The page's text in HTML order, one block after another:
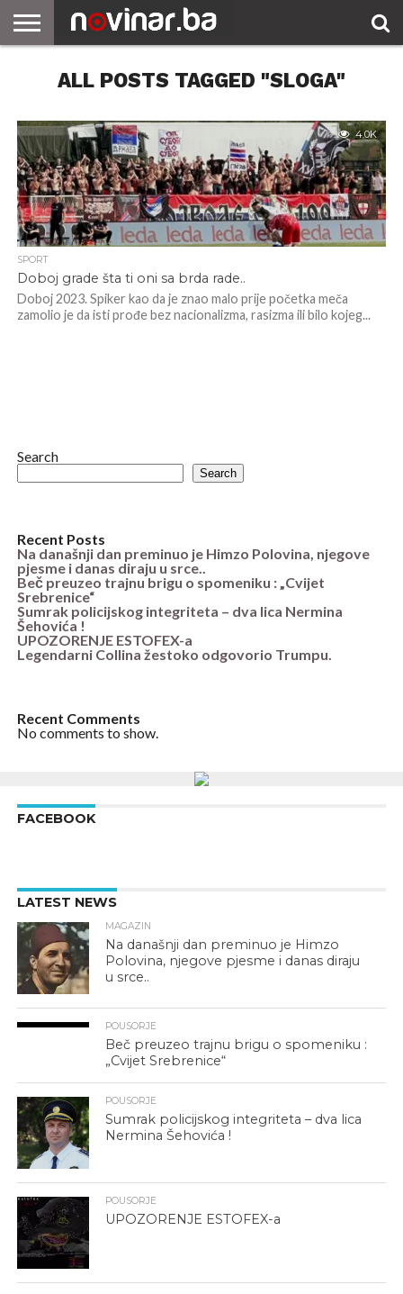
ALL POSTS TAGGED "SLOGA"
4.0K
SPORT
Doboj grade šta ti oni sa brda rade..
Doboj 2023. Spiker kao da je znao malo prije početka meča
zamolio je da isti prođe bez nacionalizma, rasizma ili bilo kojeg...
Search
Search
Recent Posts
Na današnji dan preminuo je Himzo Polovina, njegove
pjesme i danas diraju u srce..
Beč preuzeo trajnu brigu o spomeniku : „Cvijet
Srebrenice“
Sumrak policijskog integriteta – dva lica Nermina
Šehovića !
UPOZORENJE ESTOFEX-a
Legendarni Collina žestoko odgovorio Trumpu.
Recent Comments
No comments to show.
FACEBOOK
LATEST NEWS
MAGAZIN
Na današnji dan preminuo je Himzo
Polovina, njegove pjesme i danas diraju
u srce..
POUSORJE
Beč preuzeo trajnu brigu o spomeniku :
„Cvijet Srebrenice“
POUSORJE
Sumrak policijskog integriteta – dva lica
Nermina Šehovića !
POUSORJE
UPOZORENJE ESTOFEX-a